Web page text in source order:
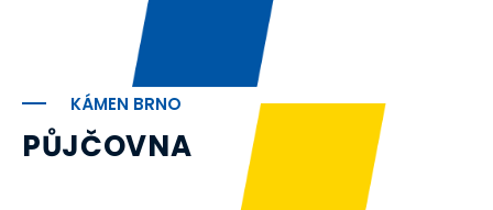
KÁMEN BRNO
PŮJČOVNA